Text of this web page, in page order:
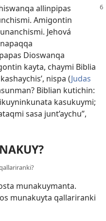
allinpipas
Amigontin
Jehová
Dioswanqa
kayta, chaymi Biblia
nispa (Judas
Biblian kutichin:
kasukuymi;
sasa junt’aychu”,
munakuymanta.
munakuyta qallariranki